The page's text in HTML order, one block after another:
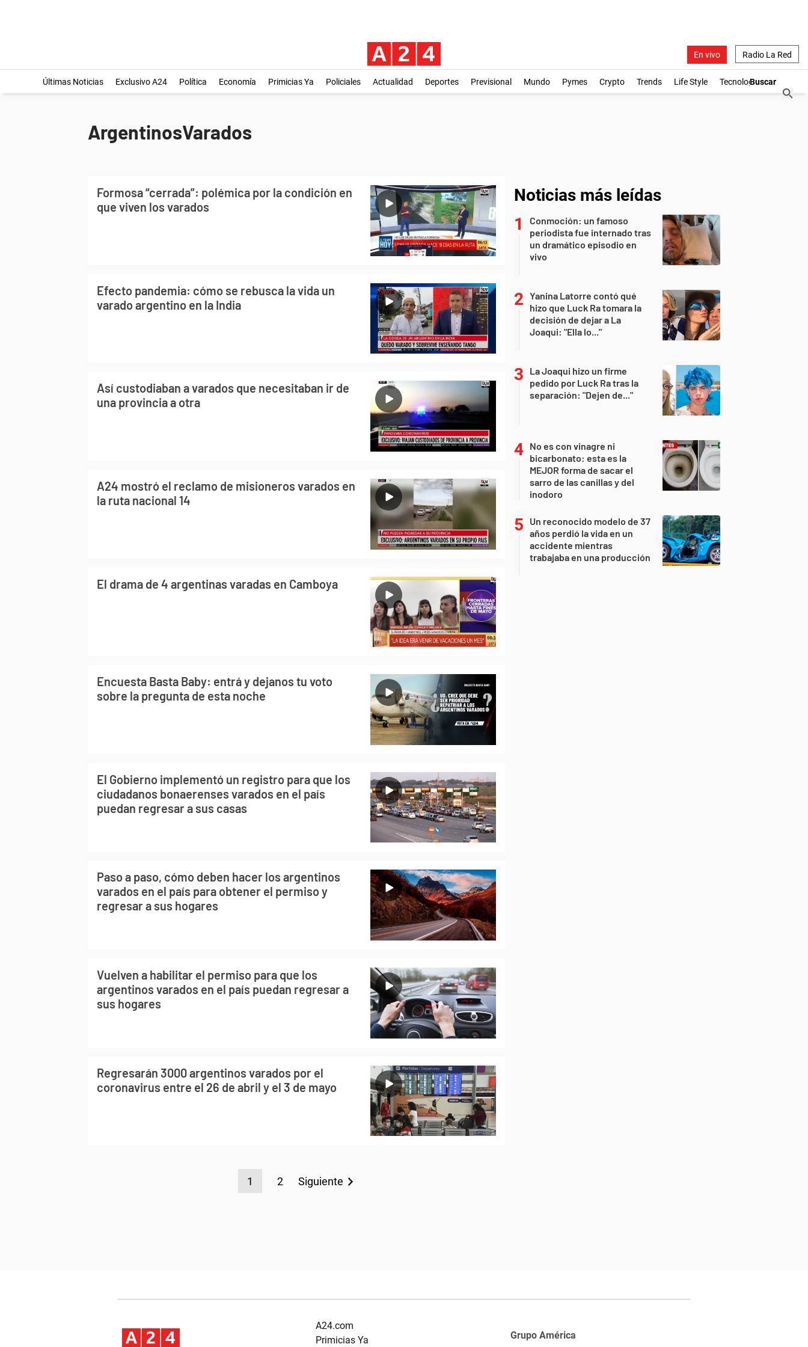
En vivo Radio La Red
Últimas Noticias Exclusivo A24 Política Economía Primicias Ya Policiales Actualidad Deportes Previsional Mundo Pymes Crypto Trends Life Style Tecnología
ArgentinosVarados
Formosa “cerrada”: polémica por la condición en
que viven los varados
Efecto pandemia: cómo se rebusca la vida un
varado argentino en la India
Así custodiaban a varados que necesitaban ir de
una provincia a otra
A24 mostró el reclamo de misioneros varados en
la ruta nacional 14
El drama de 4 argentinas varadas en Camboya
Encuesta Basta Baby: entrá y dejanos tu voto
sobre la pregunta de esta noche
El Gobierno implementó un registro para que los
ciudadanos bonaerenses varados en el país
puedan regresar a sus casas
Paso a paso, cómo deben hacer los argentinos
varados en el país para obtener el permiso y
regresar a sus hogares
Vuelven a habilitar el permiso para que los
argentinos varados en el país puedan regresar a
sus hogares
Regresarán 3000 argentinos varados por el
coronavirus entre el 26 de abril y el 3 de mayo
1 2 Siguiente
Noticias más leídas
Conmoción: un famoso
periodista fue internado tras
un dramático episodio en
vivo
Yanina Latorre contó qué
hizo que Luck Ra tomara la
decisión de dejar a La
Joaqui: "Ella lo..."
La Joaqui hizo un firme
pedido por Luck Ra tras la
separación: "Dejen de..."
No es con vinagre ni
bicarbonato: esta es la
MEJOR forma de sacar el
sarro de las canillas y del
inodoro
Un reconocido modelo de 37
años perdió la vida en un
accidente mientras
trabajaba en una producción
A24.com
Primicias Ya
Grupo América